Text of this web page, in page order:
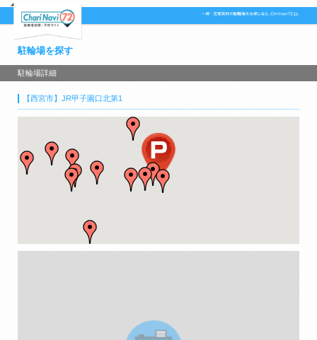
駐輪場を探す
駐輪場詳細
【西宮市】JR甲子園口北第1